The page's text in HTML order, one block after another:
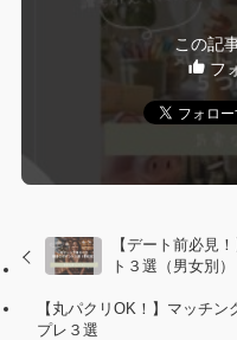
この記
フ
【デート前必見
ト３選（男女別）
【丸パクリOK！】マッチ
プレ３選